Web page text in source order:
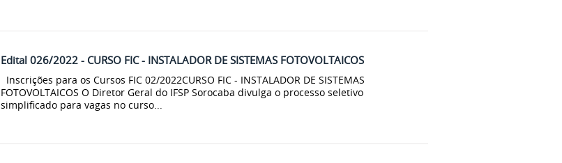
Edital 026/2022 - CURSO FIC - INSTALADOR DE SISTEMAS FOTOVOLTAICOS
Inscrições para os Cursos FIC 02/2022CURSO FIC - INSTALADOR DE SISTEMAS
FOTOVOLTAICOS O Diretor Geral do IFSP Sorocaba divulga o processo seletivo
simplificado para vagas no curso...